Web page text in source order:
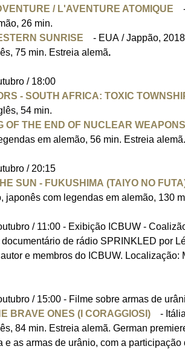
t
r
)
x
e
r
a
l
)
k
s
e
n
a
/ L'AVENTURE ATOMIQUE
i
s
x
t
n
a
)
26 min.
SUNRISE
l
k
s
e
e
r
a
l
)
- EUA / Jappão,
75 min. Estreia alemã.
/ 18:00
- SOUTH AFRICA: TOXIC
54 min.
OF THE END OF NUCLEAR WEAPONS
em alemão, 56 min. Estreia
/ 20:15
SUN - FUKUSHIMA (TAIYO NO
japonês com legendas em alemão, 130
/ 11:00 - Exibição ICBUW -
de rádio SPRINKLED por
e membros do ICBUW.
/ 15:00 - Filme sobre armas de
BRAVE ONES (I CORAGGIOSI)
l
i
-
84 min. Estreia alemã. German
e as armas de urânio, com a